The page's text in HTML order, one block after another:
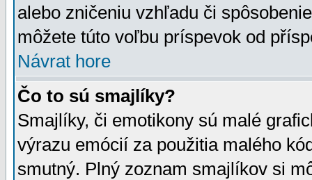
alebo zničeniu vzhľadu či
môžete túto voľbu príspevok od
Návrat hore
Čo to sú smajlíky?
Smajlíky, či emotikony sú malé
výrazu emócií za použitia malého
smutný. Plný zoznam smajlíkov si